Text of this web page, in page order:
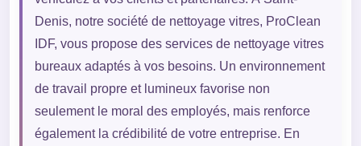
Denis, notre société de nettoyage vitres, ProClean
IDF, vous propose des services de nettoyage vitres
bureaux adaptés à vos besoins. Un environnement
de travail propre et lumineux favorise non
seulement le moral des employés, mais renforce
également la crédibilité de votre entreprise. En